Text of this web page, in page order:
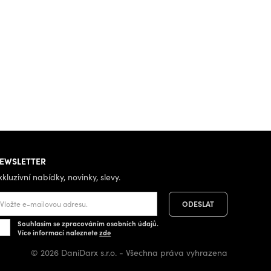
nabídky, novinky, slevy.
Souhlasím se zpracováním osobních údajů.
Více informací naleznetezde
© 2026 DaniDarx s.r.o. - Všechna práva vyhrazena